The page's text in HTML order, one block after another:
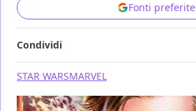
Fonti preferite
Condividi
STAR WARSMARVEL